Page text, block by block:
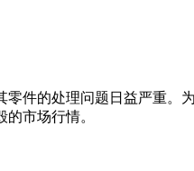
件的处理问题日益严重。
市场行情。